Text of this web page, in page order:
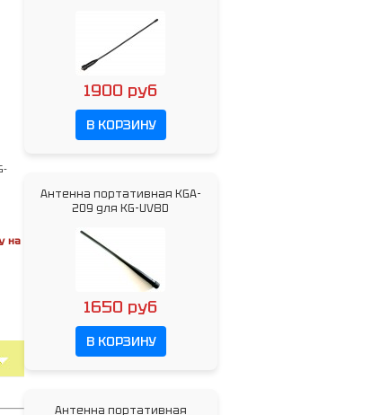
на
1900 руб
В КОРЗИНУ
Антенна портативная KGA-
209 для KG-UV8D
1650 руб
В КОРЗИНУ
Антенна портативная